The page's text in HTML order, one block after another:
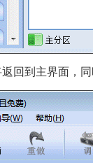
回到主界面，